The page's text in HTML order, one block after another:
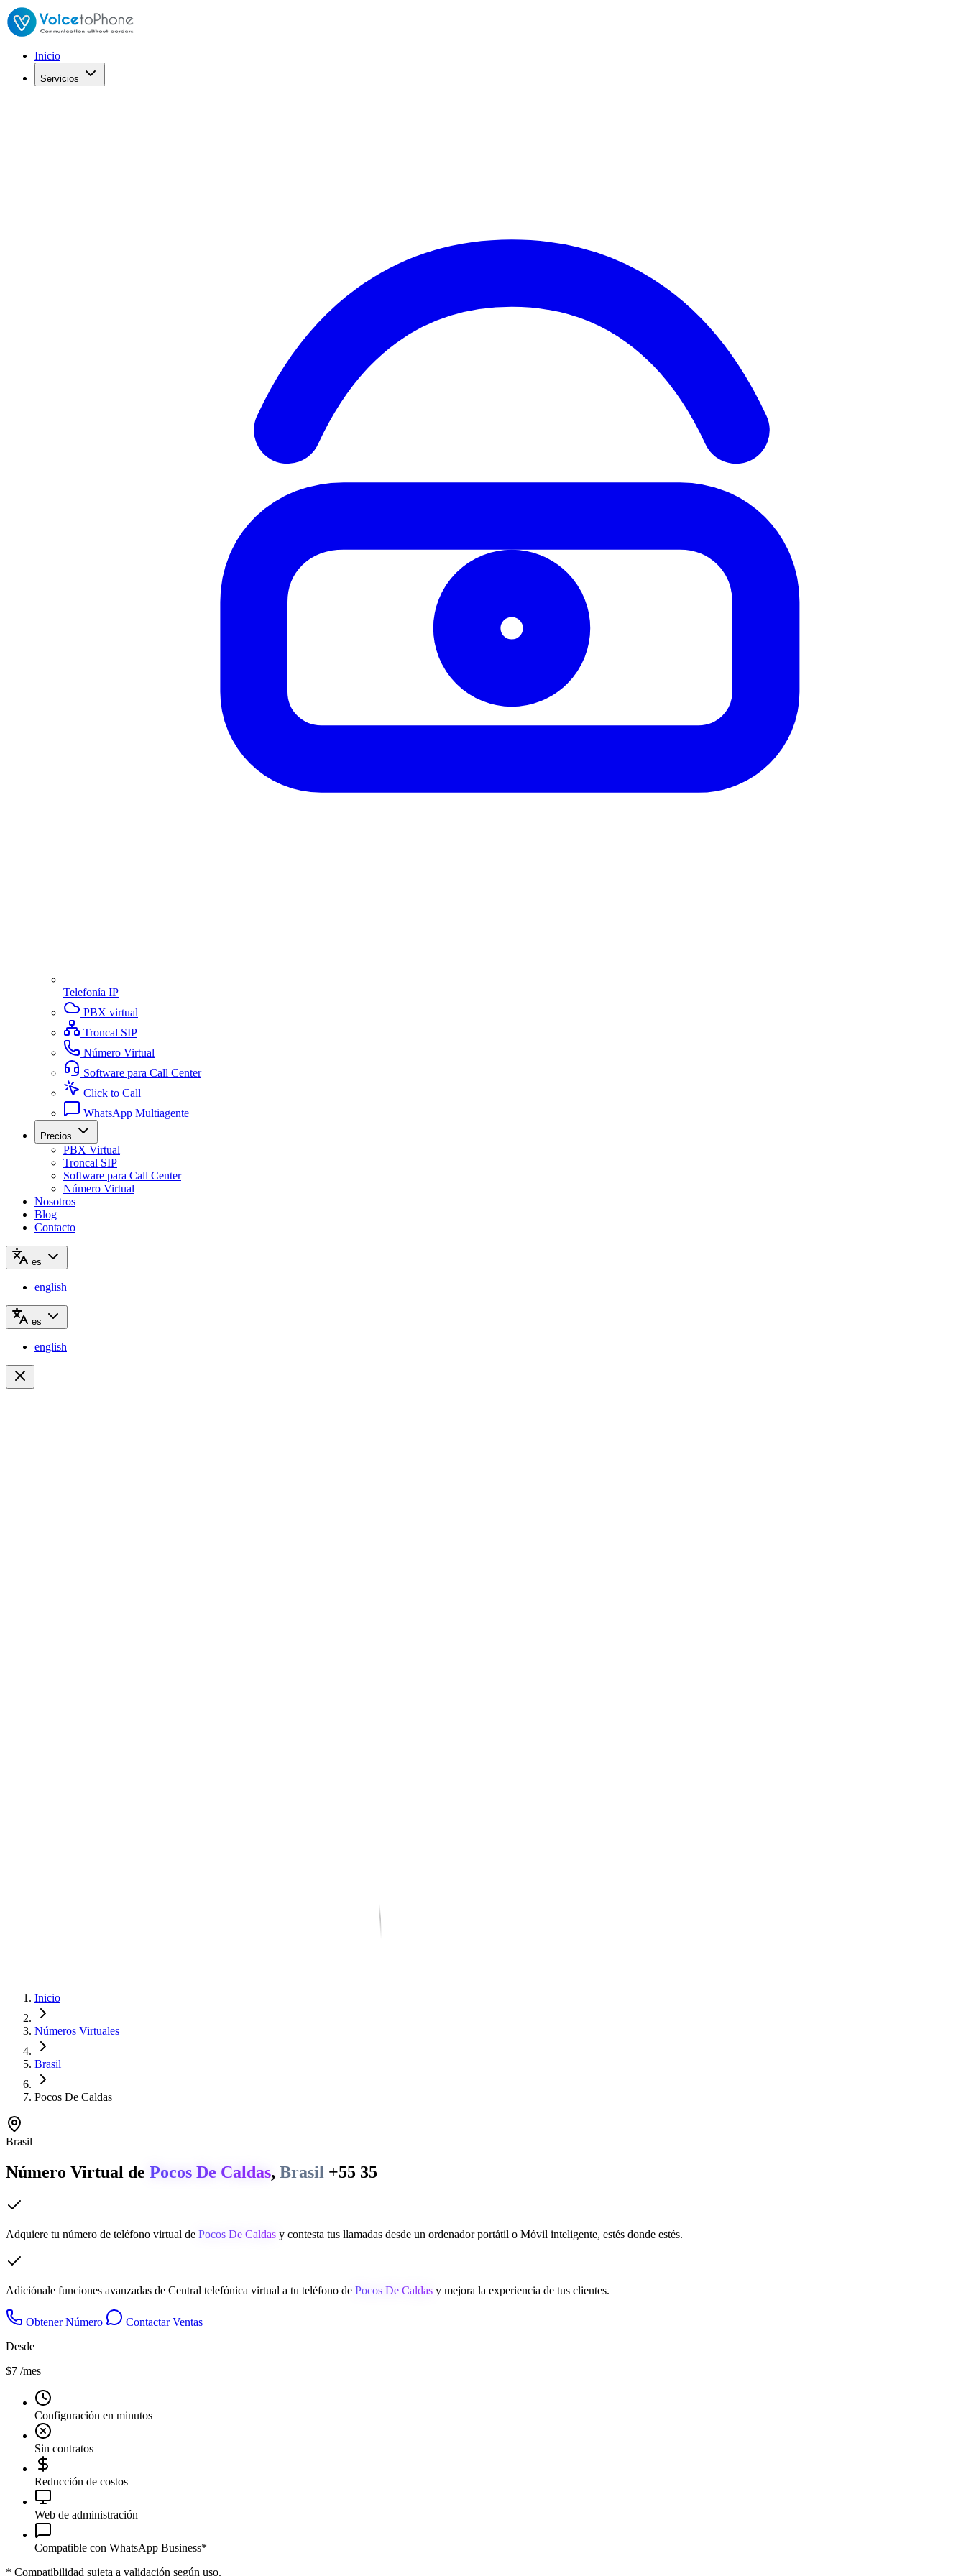
Inicio
Servicios
Telefonía IP
PBX virtual
Troncal SIP
Número Virtual
Software para Call Center
Click to Call
WhatsApp Multiagente
Precios
PBX Virtual
Troncal SIP
Software para Call Center
Número Virtual
Nosotros
Blog
Contacto
es
english
es
english
Inicio
Números Virtuales
Brasil
Pocos De Caldas
Brasil
Número Virtual de Pocos De Caldas, Brasil +55 35
Adquiere tu número de teléfono virtual de Pocos De Caldas y contesta tus llamadas desde un ordenador portátil o Móvil inteligente, estés donde estés.
Adiciónale funciones avanzadas de Central telefónica virtual a tu teléfono de Pocos De Caldas y mejora la experiencia de tus clientes.
Obtener Número
Contactar Ventas
Desde
$7 /mes
Configuración en minutos
Sin contratos
Reducción de costos
Web de administración
Compatible con WhatsApp Business*
* Compatibilidad sujeta a validación según uso.